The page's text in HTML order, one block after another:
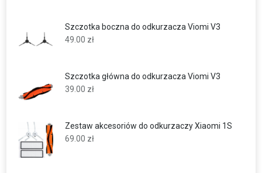
Szczotka boczna do odkurzacza Viomi V3
49.00 zł
Szczotka główna do odkurzacza Viomi V3
39.00 zł
Zestaw akcesoriów do odkurzaczy Xiaomi 1S
69.00 zł